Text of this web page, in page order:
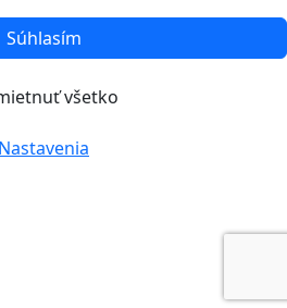
Súhlasím
všetko
Nastavenia